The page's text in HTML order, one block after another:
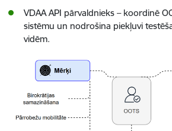
VDAA API pārvaldnieks – koordinē
sistēmu un nodrošina piekļuvi
vidēm.